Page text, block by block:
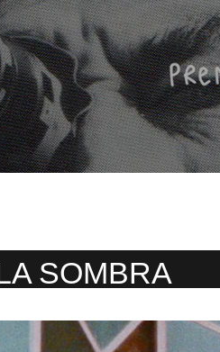
SOMBRA